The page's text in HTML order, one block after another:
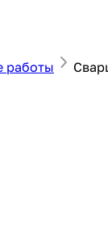
работы